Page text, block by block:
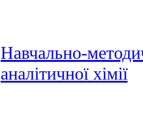
Навчально-
аналітичної хімії